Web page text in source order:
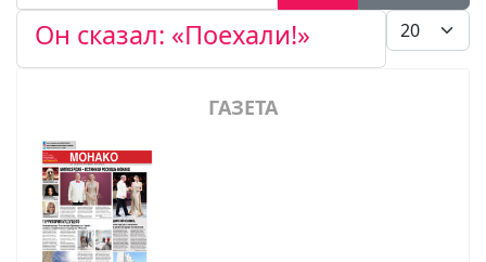
Кол-во
Он сказал: «Поехали!»
ГАЗЕТА